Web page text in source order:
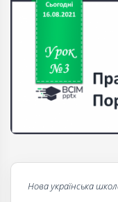
Нова українська